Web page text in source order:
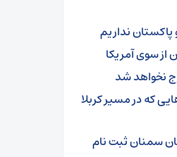
پاکستان نداریم
از سوی آمریکا
نخواهد شد
که در مسیر کربلا
تمتع ۱۴۰۵ در استان سمنان ثبت نام